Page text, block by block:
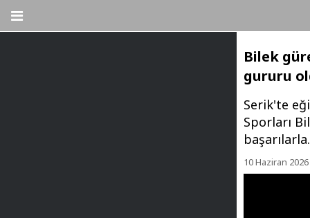
Bilek
gururu
Serik'te
Sporları
10 Haziran